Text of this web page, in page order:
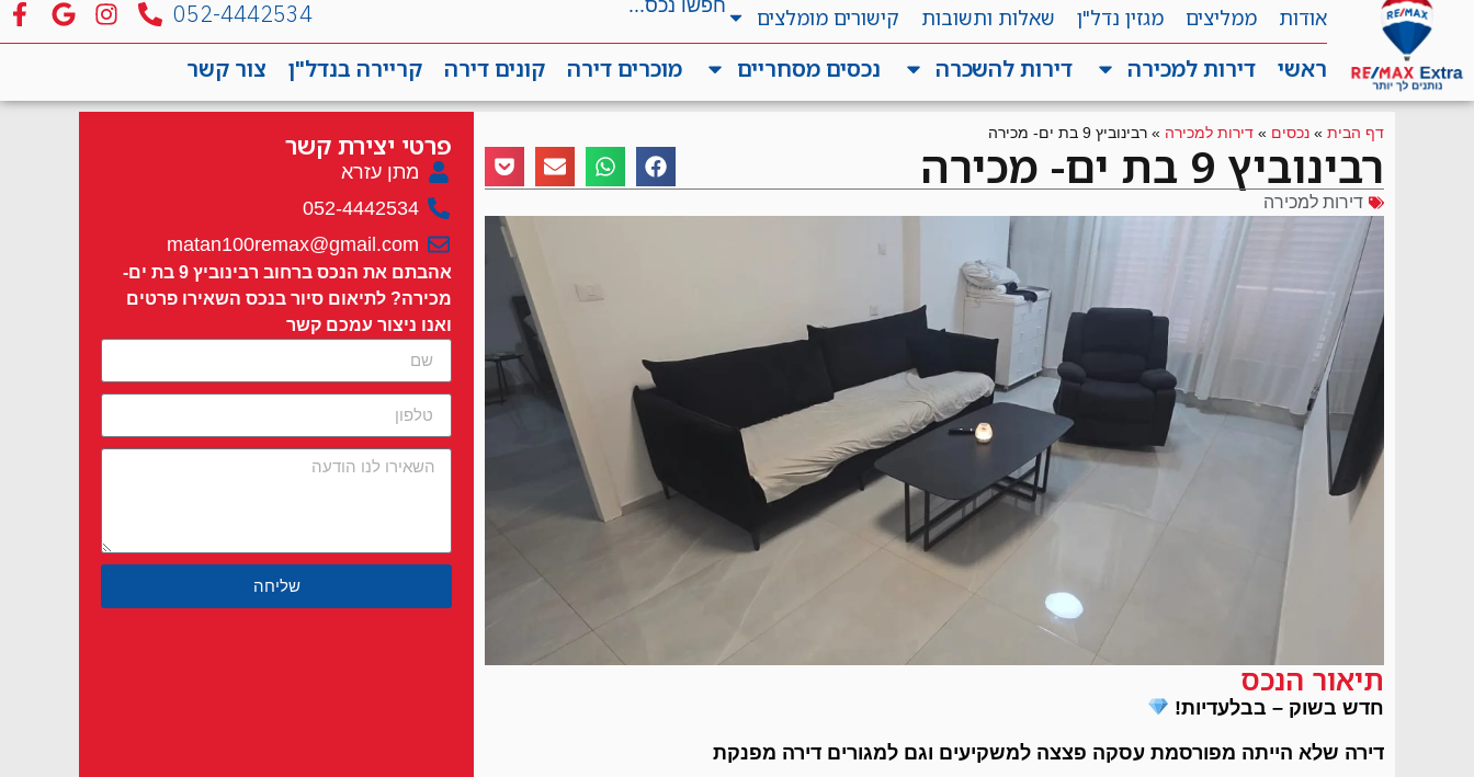
אודות ממליצים מגזין נדל"ן שאלות ותשובות קישורים מומלצים
052-4442534
ראשי
דירות למכירה דירות להשכרה נכסים מסחריים מוכרים דירה קונים דירה קריירה בנדל"ן צור קשר
דף הבית » נכסים » דירות למכירה » רבינוביץ 9 בת ים- מכירה
רבינוביץ 9 בת ים- מכירה
דירות למכירה
תיאור הנכס
חדש בשוק – בבלעדיות!
דירה שלא הייתה מפורסמת עסקה פצצה למשקיעים וגם למגורים דירה מפנקת
פרטי יצירת קשר
מתן עזרא
052-4442534
matan100remax@gmail.com
אהבתם את הנכס ברחוב רבינוביץ 9 בת ים-
מכירה? לתיאום סיור בנכס השאירו פרטים
ואנו ניצור עמכם קשר
שליחה